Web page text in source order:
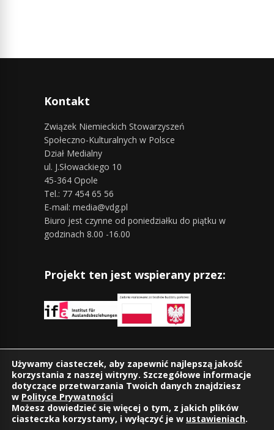
Kontakt
Związek Niemieckich Stowarzyszeń
Społeczno-Kulturalnych w Polsce
Dział Medialny
ul. J.Słowackiego 10
45-364 Opole
Tel.: 77 454 65 56
E-mail: media@vdg.pl
Biuro jest czynne od poniedziałku do piątku w
godzinach 8.00 -16.00
Projekt ten jest wspierany przez:
Znajdziesz nas również na:
Używamy ciasteczek, aby zapewnić najlepszą jakość
korzystania z naszej witryny. Szczegółowe informacje
dotyczące przetwarzania Twoich danych znajdziesz
w Polityce Prywatności
Możesz dowiedzieć się więcej o tym, z jakich plików
ciasteczka korzystamy, i wyłączyć je w ustawieniach.